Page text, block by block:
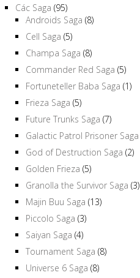
Các Saga (95)
Androids Saga (8)
Cell Saga (5)
Champa Saga (8)
Commander Red Saga (5)
Fortuneteller Baba Saga (1)
Frieza Saga (5)
Future Trunks Saga (7)
Galactic Patrol Prisoner Saga
God of Destruction Saga (2)
Golden Frieza (5)
Granolla the Survivor Saga (3)
Majin Buu Saga (13)
Piccolo Saga (3)
Saiyan Saga (4)
Tournament Saga (8)
Universe 6 Saga (8)